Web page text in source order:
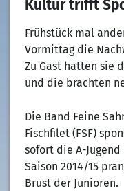
Kultur trifft
Frühstück mal
Vormittag die
Zu Gast hatten sie
und die brachten
Die Band Feine
Fischfilet (FSF)
sofort die A-Jugend
Saison 2014/15
Brust der Junioren.